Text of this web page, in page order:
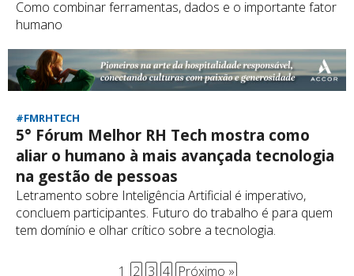
Como combinar ferramentas, dados e o importante fator
humano
#FMRHTECH
5° Fórum Melhor RH Tech mostra como
aliar o humano à mais avançada tecnologia
na gestão de pessoas
Letramento sobre Inteligência Artificial é imperativo,
concluem participantes. Futuro do trabalho é para quem
tem domínio e olhar crítico sobre a tecnologia.
1 2 3 4 Próximo »